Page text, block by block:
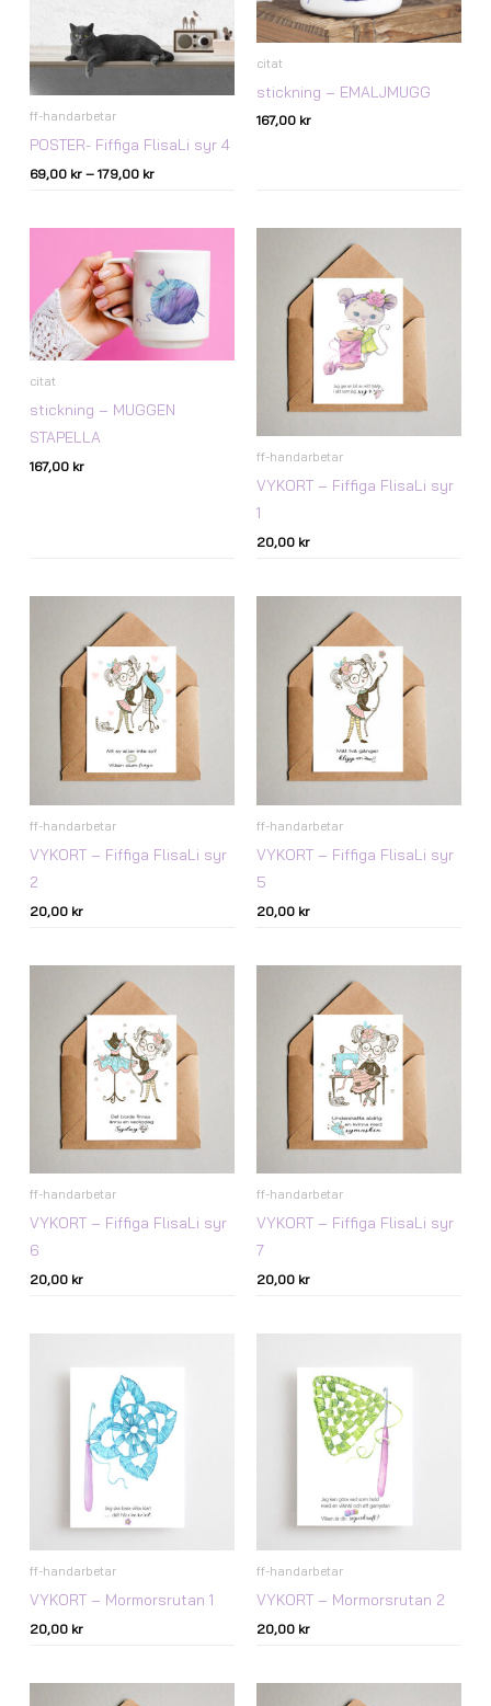
ff-handarbetar
POSTER- Fiffiga FlisaLi syr 4
69,00 kr – 179,00 kr
citat
stickning – EMALJMUGG
167,00 kr
citat
stickning – MUGGEN
STAPELLA
167,00 kr
ff-handarbetar
VYKORT – Fiffiga FlisaLi syr
1
20,00 kr
ff-handarbetar
VYKORT – Fiffiga FlisaLi syr
2
20,00 kr
ff-handarbetar
VYKORT – Fiffiga FlisaLi syr
5
20,00 kr
ff-handarbetar
VYKORT – Fiffiga FlisaLi syr
6
20,00 kr
ff-handarbetar
VYKORT – Fiffiga FlisaLi syr
7
20,00 kr
ff-handarbetar
VYKORT – Mormorsrutan 1
20,00 kr
ff-handarbetar
VYKORT – Mormorsrutan 2
20,00 kr